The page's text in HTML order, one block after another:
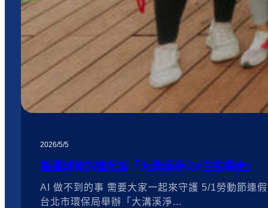
2026/5/5
藍星球資訊進化論「大溝溪淨山X生態縱走」
AI 做不到的事 需要大家一起來守護 5/1勞動節連假
台北市環保局舉辦「大溝溪淨…